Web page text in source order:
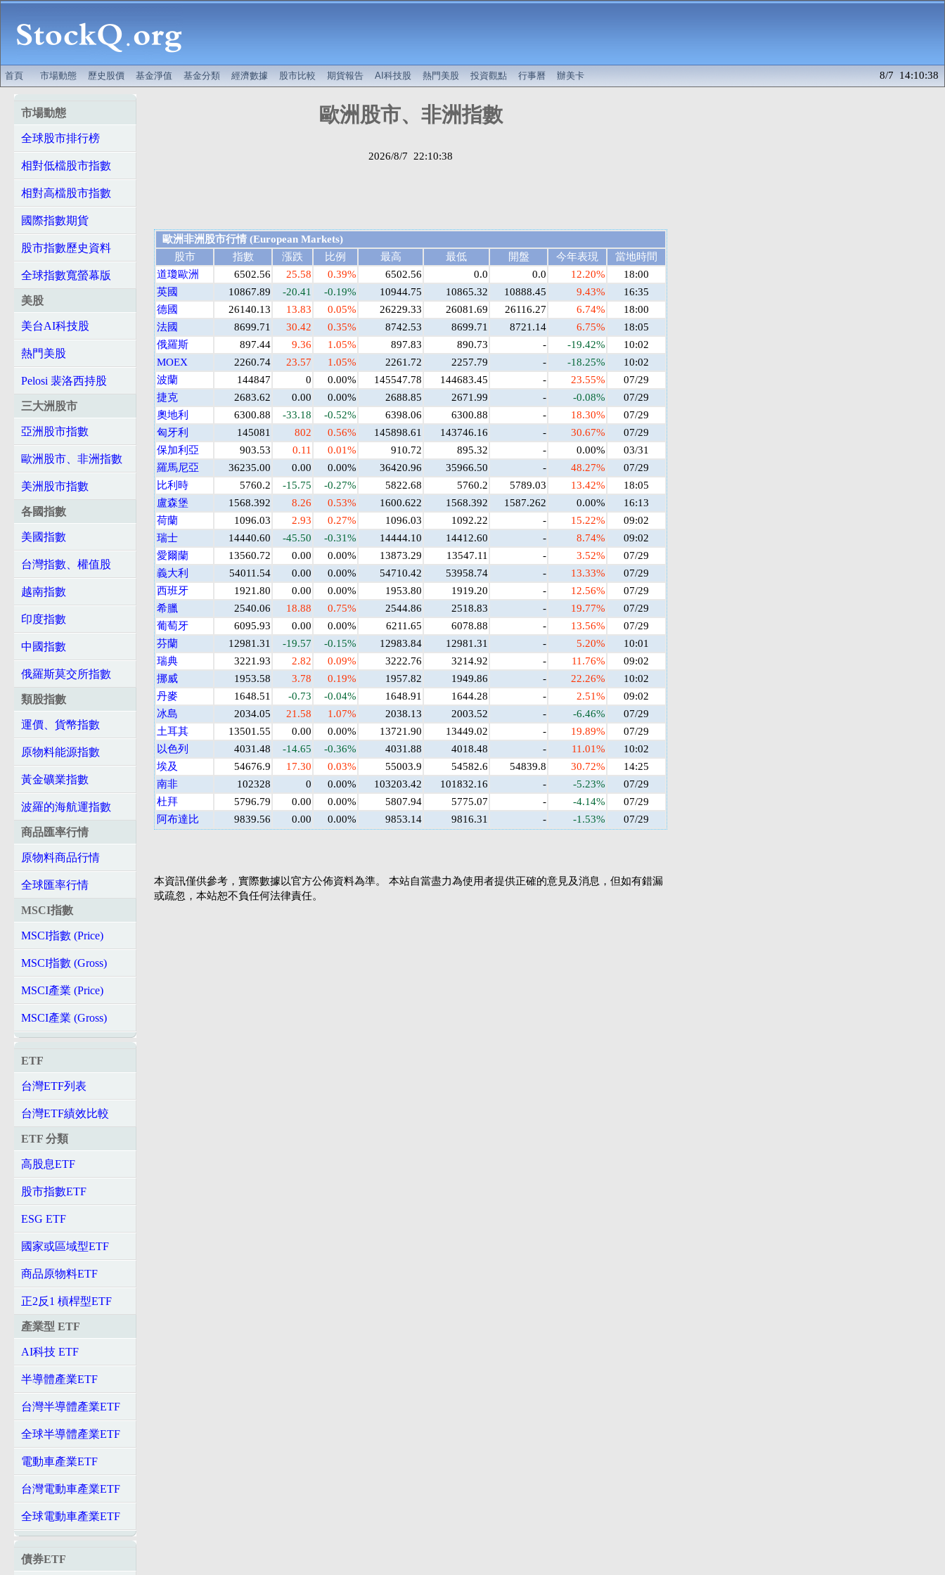
首頁 市場動態 歷史股價 基金淨值 基金分類 經濟數據 股市比較 期貨報告 AI科技股 熱門美股 投資觀點 行事曆 辦美卡 8/7 14:10:38
市場動態
全球股市排行榜
相對低檔股市指數
相對高檔股市指數
國際指數期貨
股市指數歷史資料
全球指數寬螢幕版
美股
美台AI科技股
熱門美股
Pelosi 裴洛西持股
三大洲股市
亞洲股市指數
歐洲股市、非洲指數
美洲股市指數
各國指數
美國指數
台灣指數、權值股
越南指數
印度指數
中國指數
俄羅斯莫交所指數
類股指數
運價、貨幣指數
原物料能源指數
黃金礦業指數
波羅的海航運指數
商品匯率行情
原物料商品行情
全球匯率行情
MSCI指數
MSCI指數 (Price)
MSCI指數 (Gross)
MSCI產業 (Price)
MSCI產業 (Gross)
ETF
台灣ETF列表
台灣ETF績效比較
ETF 分類
高股息ETF
股市指數ETF
ESG ETF
國家或區域型ETF
商品原物料ETF
正2反1 槓桿型ETF
產業型 ETF
AI科技 ETF
半導體產業ETF
台灣半導體產業ETF
全球半導體產業ETF
電動車產業ETF
台灣電動車產業ETF
全球電動車產業ETF
債券ETF
歐洲股市、非洲指數
2026/8/7 22:10:38
歐洲非洲股市行情 (European Markets)
股市
指數 漲跌 比例 最高 最低 開盤 今年表現
當地時間
道瓊歐洲
6502.56 25.58 0.39% 6502.56 0.0 0.0 12.20%
18:00
英國
10867.89 -20.41 -0.19% 10944.75 10865.32 10888.45 9.43%
16:35
德國
26140.13 13.83 0.05% 26229.33 26081.69 26116.27 6.74%
18:00
法國
8699.71 30.42 0.35% 8742.53 8699.71 8721.14 6.75%
18:05
俄羅斯
897.44 9.36 1.05% 897.83 890.73 - -19.42%
10:02
MOEX
2260.74 23.57 1.05% 2261.72 2257.79 - -18.25%
10:02
波蘭
144847 0 0.00% 145547.78 144683.45 - 23.55%
07/29
捷克
2683.62 0.00 0.00% 2688.85 2671.99 - -0.08%
07/29
奧地利
6300.88 -33.18 -0.52% 6398.06 6300.88 - 18.30%
07/29
匈牙利
145081 802 0.56% 145898.61 143746.16 - 30.67%
07/29
保加利亞
903.53 0.11 0.01% 910.72 895.32 - 0.00%
03/31
羅馬尼亞
36235.00 0.00 0.00% 36420.96 35966.50 - 48.27%
07/29
比利時
5760.2 -15.75 -0.27% 5822.68 5760.2 5789.03 13.42%
18:05
盧森堡
1568.392 8.26 0.53% 1600.622 1568.392 1587.262 0.00%
16:13
荷蘭
1096.03 2.93 0.27% 1096.03 1092.22 - 15.22%
09:02
瑞士
14440.60 -45.50 -0.31% 14444.10 14412.60 - 8.74%
09:02
愛爾蘭
13560.72 0.00 0.00% 13873.29 13547.11 - 3.52%
07/29
義大利
54011.54 0.00 0.00% 54710.42 53958.74 - 13.33%
07/29
西班牙
1921.80 0.00 0.00% 1953.80 1919.20 - 12.56%
07/29
希臘
2540.06 18.88 0.75% 2544.86 2518.83 - 19.77%
07/29
葡萄牙
6095.93 0.00 0.00% 6211.65 6078.88 - 13.56%
07/29
芬蘭
12981.31 -19.57 -0.15% 12983.84 12981.31 - 5.20%
10:01
瑞典
3221.93 2.82 0.09% 3222.76 3214.92 - 11.76%
09:02
挪威
1953.58 3.78 0.19% 1957.82 1949.86 - 22.26%
10:02
丹麥
1648.51 -0.73 -0.04% 1648.91 1644.28 - 2.51%
09:02
冰島
2034.05 21.58 1.07% 2038.13 2003.52 - -6.46%
07/29
土耳其
13501.55 0.00 0.00% 13721.90 13449.02 - 19.89%
07/29
以色列
4031.48 -14.65 -0.36% 4031.88 4018.48 - 11.01%
10:02
埃及
54676.9 17.30 0.03% 55003.9 54582.6 54839.8 30.72%
14:25
南非
102328 0 0.00% 103203.42 101832.16 - -5.23%
07/29
杜拜
5796.79 0.00 0.00% 5807.94 5775.07 - -4.14%
07/29
阿布達比
9839.56 0.00 0.00% 9853.14 9816.31 - -1.53% 07/29
本資訊僅供參考，實際數據以官方公佈資料為準。 本站自當盡力為使用者提供正確的意見及消息，但如有錯漏
或疏忽，本站恕不負任何法律責任。